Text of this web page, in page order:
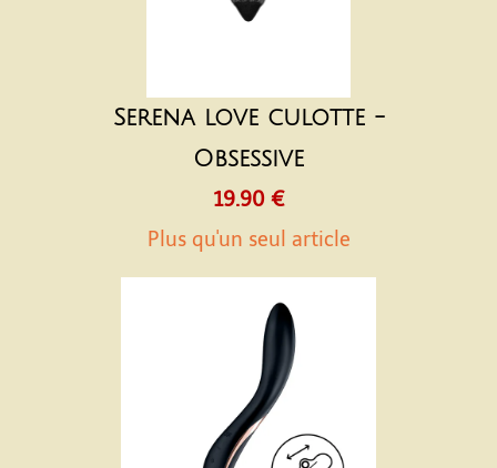
Serena love culotte -
Obsessive
19.90 €
Plus qu'un seul article